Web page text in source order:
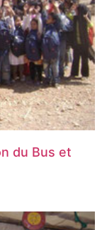
du Bus et